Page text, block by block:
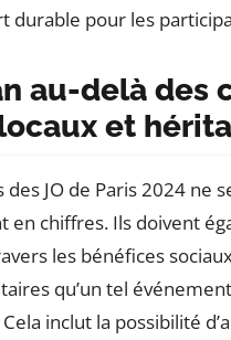
durable pour les
au-delà des
et
des JO de Paris 2024 ne
en chiffres. Ils doivent
les bénéfices
qu’un tel
inclut la possibilité